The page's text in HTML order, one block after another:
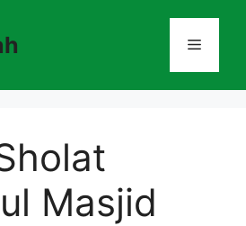
Menu
Masjid